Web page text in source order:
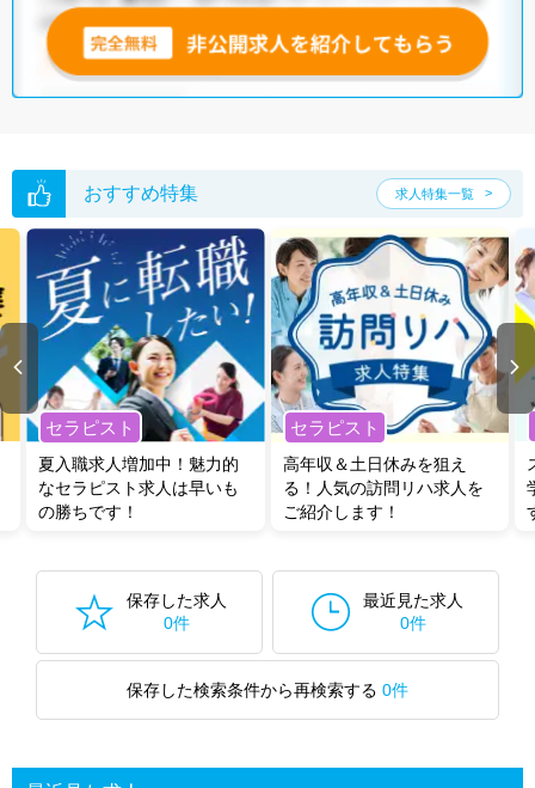
無料転職支援サービス
にお申し込みいただくと、ご希望条件をヒアリン
グした上で求人をご提案いたします。
ご希望条件がまだ定まっていない方は人気の希望条件をピックアップし
おすすめ特集 求人特集一覧
セラピスト
夏入職求人増加中！魅力的
なセラピスト求人は早いも
の勝ちです！
セラピスト
高年収＆土日休みを狙え
る！人気の訪問リハ求人を
ご紹介します！
保存した求人
0件
最近見た求人
0件
保存した検索条件から再検索する 0件